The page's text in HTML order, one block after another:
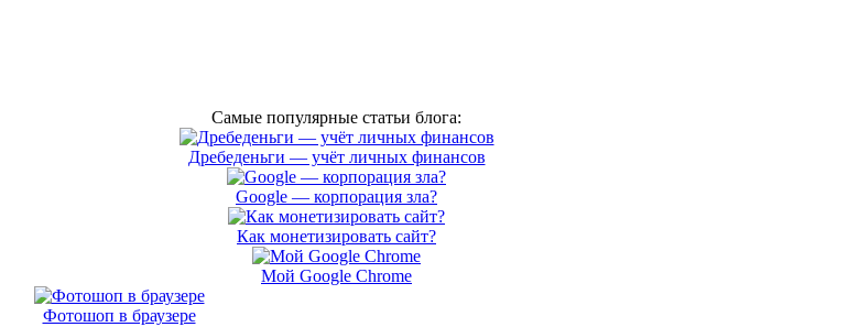
Самые популярные статьи блога:
Дребеденьги — учёт личных финансов
Google — корпорация зла?
Как монетизировать сайт?
Мой Google Chrome
Фотошоп в браузере